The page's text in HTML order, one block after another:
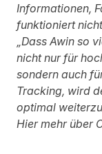
Informationen,
funktioniert
„Dass Awin so
nicht nur für
sondern auch
Tracking, wird
optimal
Hier mehr über